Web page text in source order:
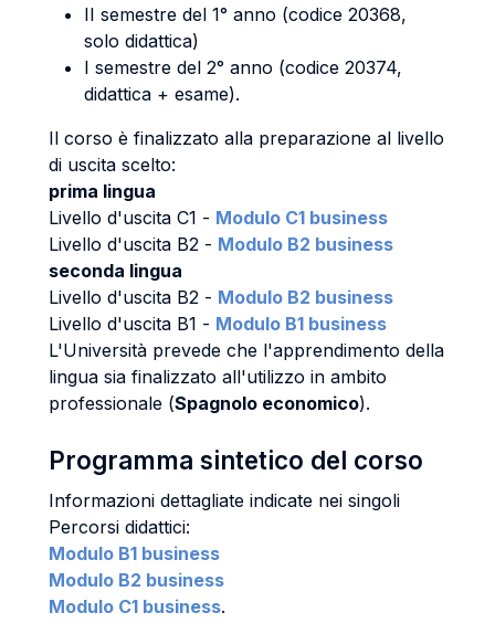
II semestre del 1° anno (codice 20368,
solo didattica)
I semestre del 2° anno (codice 20374,
didattica + esame).
Il corso è finalizzato alla preparazione al livello
di uscita scelto:
prima lingua
Livello d'uscita C1 - Modulo C1 business
Livello d'uscita B2 - Modulo B2 business
seconda lingua
Livello d'uscita B2 - Modulo B2 business
Livello d'uscita B1 - Modulo B1 business
L'Università prevede che l'apprendimento della
lingua sia finalizzato all'utilizzo in ambito
professionale (Spagnolo economico).
Programma sintetico del corso
Informazioni dettagliate indicate nei singoli
Percorsi didattici:
Modulo B1 business
Modulo B2 business
Modulo C1 business.